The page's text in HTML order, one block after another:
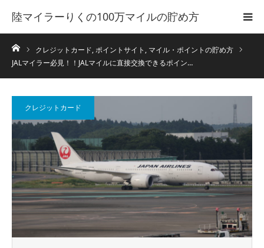
陸マイラーりくの100万マイルの貯め方
ホームクレジットカード,ポイントサイト , マイル・ポイントの貯め方
JALマイラー必見！！JALマイルに直接交換できるポイン…
クレジットカード